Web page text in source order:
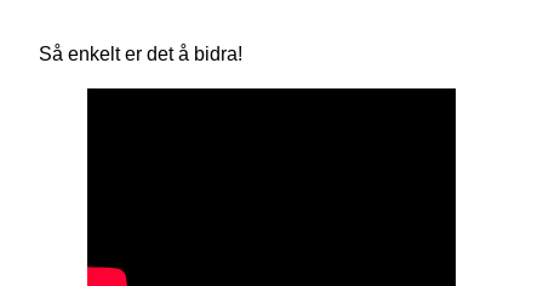
Så enkelt er det å bidra!